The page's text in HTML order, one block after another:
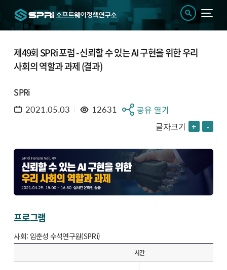
제49회 SPRi 포럼 - 신뢰할 수 있는 AI 구현을 위한 우리
사회의 역할과 과제 (결과)
SPRi
2021.05.03 12631
공유 열기
글자크기 + -
프로그램
사회: 임춘성 수석연구원(SPRi)
시간